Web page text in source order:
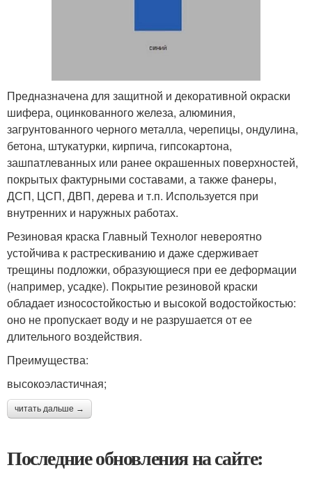
Предназначена для защитной и декоративной окраски
шифера, оцинкованного железа, алюминия,
загрунтованного черного металла, черепицы, ондулина,
бетона, штукатурки, кирпича, гипсокартона,
зашпатлеванных или ранее окрашенных поверхностей,
покрытых фактурными составами, а также фанеры,
ДСП, ЦСП, ДВП, дерева и т.п. Используется при
внутренних и наружных работах.
Резиновая краска Главный Технолог невероятно
устойчива к растрескиванию и даже сдерживает
трещины подложки, образующиеся при ее деформации
(например, усадке). Покрытие резиновой краски
обладает износостойкостью и высокой водостойкостью:
оно не пропускает воду и не разрушается от ее
длительного воздействия.
Преимущества:
высокоэластичная;
читать дальше →
Последние обновления на сайте: